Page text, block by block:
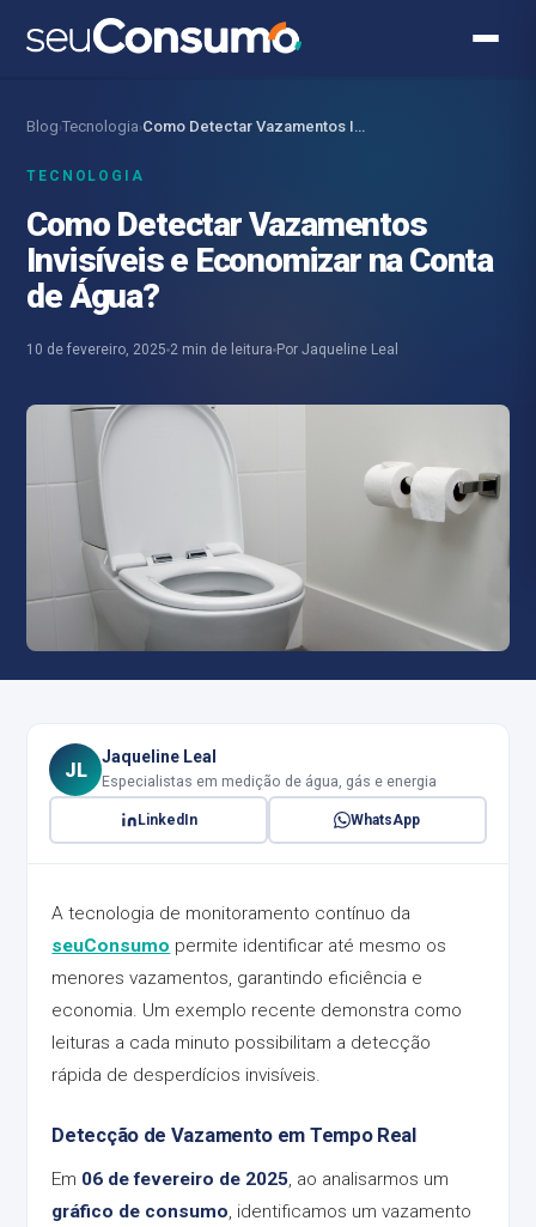
Blog›Tecnologia› Como Detectar Vazamentos Invisíveis e Economizar na Conta…
TECNOLOGIA
Como Detectar Vazamentos
Invisíveis e Economizar na Conta
de Água?
10 de fevereiro, 2025 2 min de leitura Por Jaqueline Leal
JL
Jaqueline Leal
Especialistas em medição de água, gás e energia
LinkedIn WhatsApp
A tecnologia de monitoramento contínuo da
seuConsumo permite identificar até mesmo os
menores vazamentos, garantindo eficiência e
economia. Um exemplo recente demonstra como
leituras a cada minuto possibilitam a detecção
rápida de desperdícios invisíveis.
Detecção de Vazamento em Tempo Real
Em 06 de fevereiro de 2025, ao analisarmos um
gráfico de consumo, identificamos um vazamento